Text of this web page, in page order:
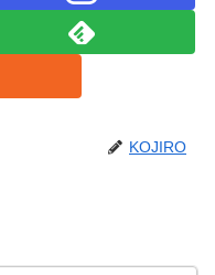
KOJIRO